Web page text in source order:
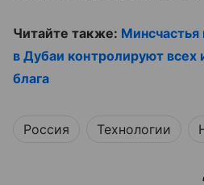
Читайте также:
в Дубаи контролируют всех
блага
Россия Технологии